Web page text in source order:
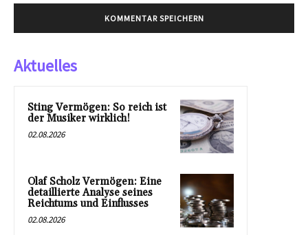
Aktuelles
Sting Vermögen: So reich ist
der Musiker wirklich!
02.08.2026
Olaf Scholz Vermögen: Eine
detaillierte Analyse seines
Reichtums und Einflusses
02.08.2026